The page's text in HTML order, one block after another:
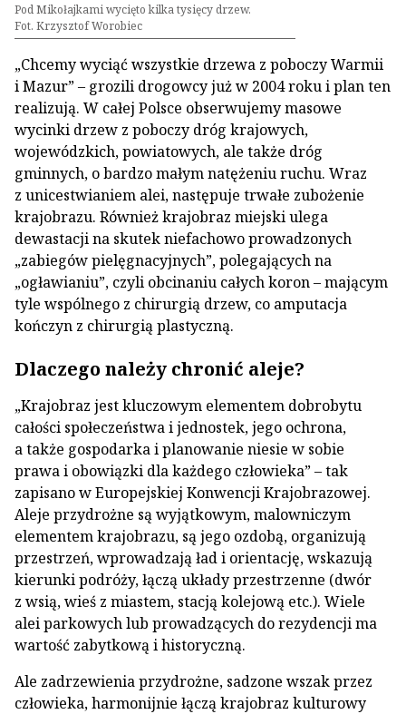
Pod Mikołajkami wycięto kilka tysięcy drzew.
Fot. Krzysztof Worobiec
„Chcemy wyciąć wszystkie drzewa z poboczy Warmii
i Mazur” – grozili drogowcy już w 2004 roku i plan ten
realizują. W całej Polsce obserwujemy masowe
wycinki drzew z poboczy dróg krajowych,
wojewódzkich, powiatowych, ale także dróg
gminnych, o bardzo małym natężeniu ruchu. Wraz
z unicestwianiem alei, następuje trwałe zubożenie
krajobrazu. Również krajobraz miejski ulega
dewastacji na skutek niefachowo prowadzonych
„zabiegów pielęgnacyjnych”, polegających na
„ogławianiu”, czyli obcinaniu całych koron – mającym
tyle wspólnego z chirurgią drzew, co amputacja
kończyn z chirurgią plastyczną.
Dlaczego należy chronić aleje?
„Krajobraz jest kluczowym elementem dobrobytu
całości społeczeństwa i jednostek, jego ochrona,
a także gospodarka i planowanie niesie w sobie
prawa i obowiązki dla każdego człowieka” – tak
zapisano w Europejskiej Konwencji Krajobrazowej.
Aleje przydrożne są wyjątkowym, malowniczym
elementem krajobrazu, są jego ozdobą, organizują
przestrzeń, wprowadzają ład i orientację, wskazują
kierunki podróży, łączą układy przestrzenne (dwór
z wsią, wieś z miastem, stacją kolejową etc.). Wiele
alei parkowych lub prowadzących do rezydencji ma
wartość zabytkową i historyczną.
Ale zadrzewienia przydrożne, sadzone wszak przez
człowieka, harmonijnie łączą krajobraz kulturowy